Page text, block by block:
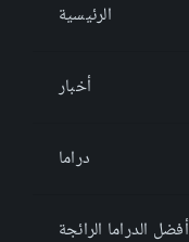
الرئيسية
أخبار
دراما
أفضل الدراما الرائجة